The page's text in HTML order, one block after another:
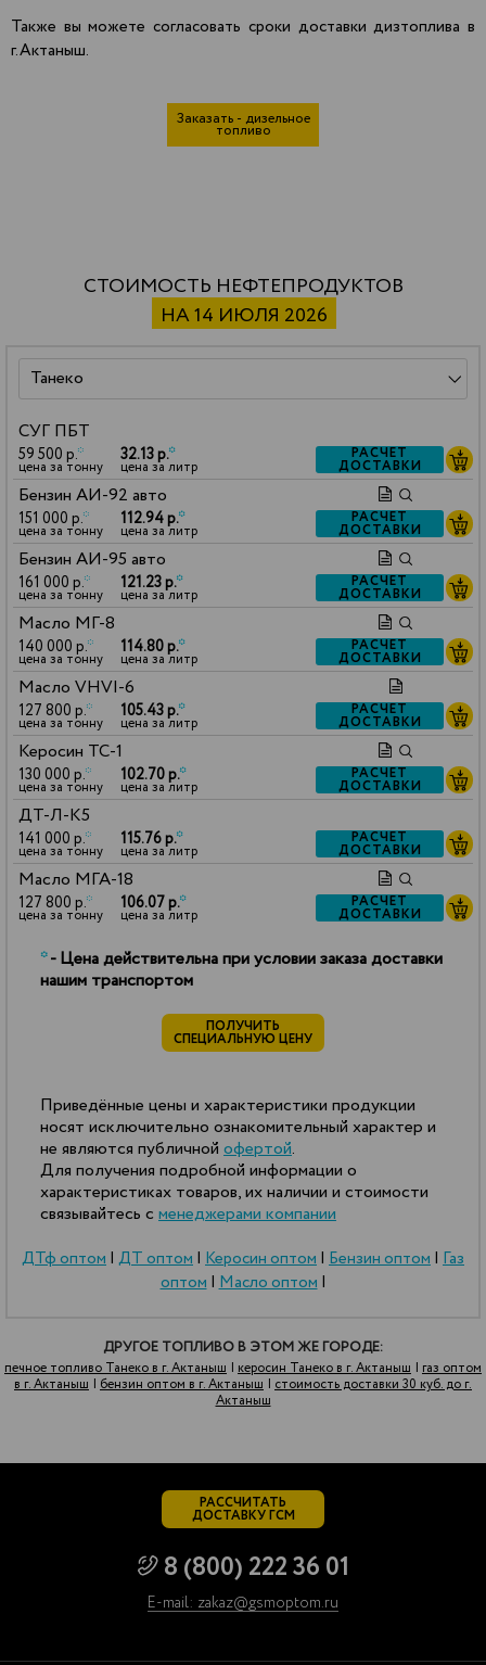
Также вы можете согласовать сроки доставки дизтоплива в
г.Актаныш.
Заказать - дизельное
топливо
СТОИМОСТЬ НЕФТЕПРОДУКТОВ
НА 14 ИЮЛЯ 2026
СУГ ПБТ
59 500 р.*
цена за тонну
32.13 р.*
цена за литр
РАСЧЕТ
ДОСТАВКИ
Бензин АИ-92 авто
151 000 р.*
цена за тонну
112.94 р.*
цена за литр
РАСЧЕТ
ДОСТАВКИ
Бензин АИ-95 авто
161 000 р.*
цена за тонну
121.23 р.*
цена за литр
РАСЧЕТ
ДОСТАВКИ
Масло МГ-8
140 000 р.*
цена за тонну
114.80 р.*
цена за литр
РАСЧЕТ
ДОСТАВКИ
Масло VHVI-6
127 800 р.*
цена за тонну
105.43 р.*
цена за литр
РАСЧЕТ
ДОСТАВКИ
Керосин ТС-1
130 000 р.*
цена за тонну
102.70 р.*
цена за литр
РАСЧЕТ
ДОСТАВКИ
ДТ-Л-К5
141 000 р.*
цена за тонну
115.76 р.*
цена за литр
РАСЧЕТ
ДОСТАВКИ
Масло МГА-18
127 800 р.*
цена за тонну
106.07 р.*
цена за литр
РАСЧЕТ
ДОСТАВКИ
*- Цена действительна при условии заказа доставки
нашим транспортом
ПОЛУЧИТЬ
СПЕЦИАЛЬНУЮ ЦЕНУ
Приведённые цены и характеристики продукции
носят исключительно ознакомительный характер и
не являются публичной офертой.
Для получения подробной информации о
характеристиках товаров, их наличии и стоимости
связывайтесь с менеджерами компании
ДТф оптом| ДТ оптом| Керосин оптом| Бензин оптом| Газ
оптом|Масло оптом|
ДРУГОЕ ТОПЛИВО В ЭТОМ ЖЕ ГОРОДЕ:
печное топливо Танеко в г. Актаныш | керосин Танеко в г. Актаныш | газ оптом
в г. Актаныш | бензин оптом в г. Актаныш | стоимость доставки 30 куб. до г.
Актаныш
РАССЧИТАТЬ
ДОСТАВКУ ГСМ
8 (800) 222 36 01
E-mail: zakaz@gsmoptom.ru